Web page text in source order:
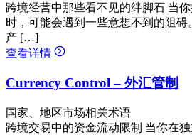
跨境经营中那些看不见的绊脚石 当
时，可能会遇到一些意想不到的阻碍
产 […]
查看详情
Currency Control – 外汇管制
国家、地区市场相关术语
跨境交易中的资金流动限制 当你在